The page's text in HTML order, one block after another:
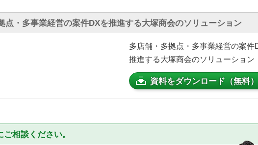
点・多事業経営の案件DXを推進する大塚商会のソリューション
多店舗・多拠点・多事業経営の案件
推進する大塚商会のソリューション
資料をダウンロード（無料）
相談ください。